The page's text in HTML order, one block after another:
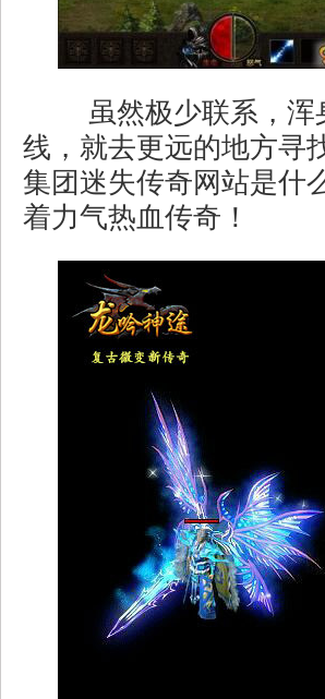
虽然极少联系，浑
线，就去更远的地方
集团迷失传奇网站是什
着力气热血传奇！